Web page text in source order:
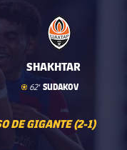
SHAKHTAR
Golgoal
62' SUDAKOV
DE GIGANTE (2-1)